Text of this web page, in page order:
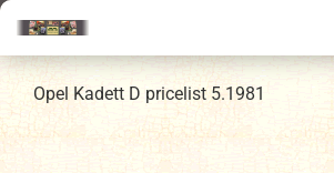
Opel Kadett D pricelist 5.1981